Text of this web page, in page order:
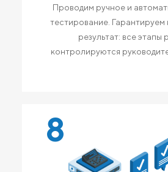
Проводим ручное и
тестирование. Гарантируем
результат: все этапы
контролируются
8